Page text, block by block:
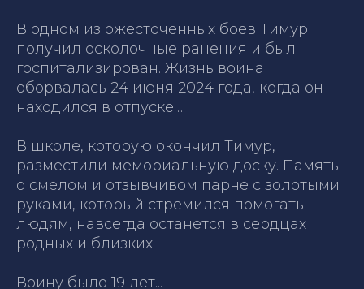
В одном из ожесточённых боёв Тимур
получил осколочные ранения и был
госпитализирован. Жизнь воина
оборвалась 24 июня 2024 года, когда он
находился в отпуске…
В школе, которую окончил Тимур,
разместили мемориальную доску. Память
о смелом и отзывчивом парне с золотыми
руками, который стремился помогать
людям, навсегда останется в сердцах
родных и близких.
Воину было 19 лет...